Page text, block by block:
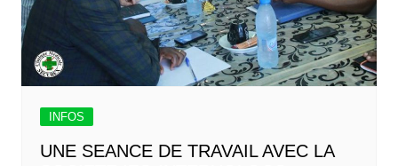
INFOS
UNE SEANCE DE TRAVAIL AVEC LA